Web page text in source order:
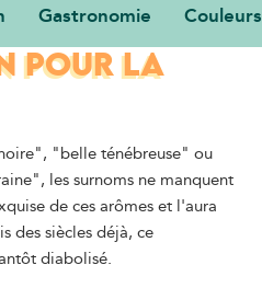
Gastronomie
POUR LA
"belle ténébreuse" ou
les surnoms ne manquent
de ces arômes et l'aura
des siècles déjà, ce
diabolisé.